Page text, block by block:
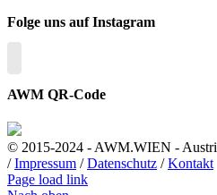
Folge uns auf Instagram
AWM QR-Code
© 2015-2024 - AWM.WIEN -
/Impressum /Datenschutz /Kontakt
Page load link